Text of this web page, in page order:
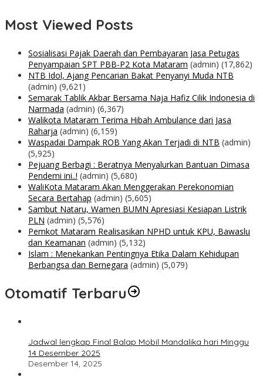
Most Viewed Posts
Sosialisasi Pajak Daerah dan Pembayaran Jasa Petugas
Penyampaian SPT PBB-P2 Kota Mataram (admin) (17,862)
NTB Idol, Ajang Pencarian Bakat Penyanyi Muda NTB
(admin) (9,621)
Semarak Tablik Akbar Bersama Naja Hafiz Cilik Indonesia di
Narmada (admin) (6,367)
Walikota Mataram Terima Hibah Ambulance dari Jasa
Raharja (admin) (6,159)
Waspadai Dampak ROB Yang Akan Terjadi di NTB (admin)
(5,925)
Pejuang Berbagi : Beratnya Menyalurkan Bantuan Dimasa
Pendemi ini..! (admin) (5,680)
WaliKota Mataram Akan Menggerakan Perekonomian
Secara Bertahap (admin) (5,605)
Sambut Nataru, Wamen BUMN Apresiasi Kesiapan Listrik
PLN (admin) (5,576)
Pemkot Mataram Realisasikan NPHD untuk KPU, Bawaslu
dan Keamanan (admin) (5,132)
Islam : Menekankan Pentingnya Etika Dalam Kehidupan
Berbangsa dan Bernegara (admin) (5,079)
Otomatif Terbaru
Jadwal lengkap Final Balap Mobil Mandalika hari Minggu
14 Desember 2025
Desember 14, 2025